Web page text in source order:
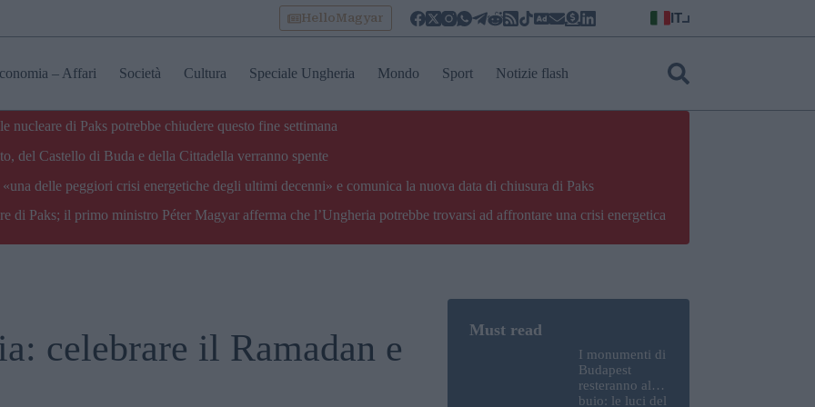
HelloMagyar IT
– Affari Società Cultura Speciale Ungheria Mondo Sport Notizie flash
nucleare di Paks potrebbe chiudere questo fine settimana
del Castello di Buda e della Cittadella verranno spente
delle peggiori crisi energetiche degli ultimi decenni» e comunica la nuova data di chiusura di Paks
di Paks; il primo ministro Péter Magyar afferma che l’Ungheria potrebbe trovarsi ad affrontare una crisi energetica
celebrare il Ramadan e
I monumenti di
Budapest
resteranno al
buio: le luci del